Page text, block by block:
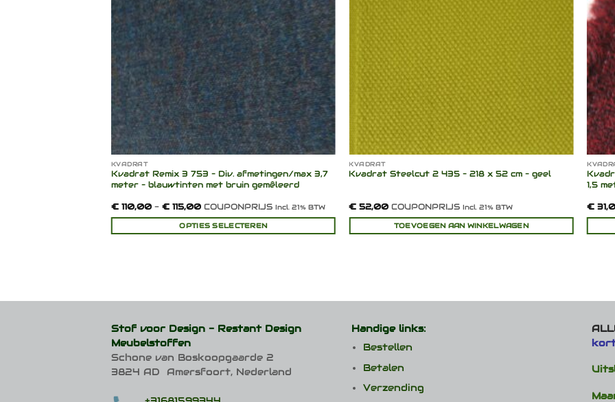
KVADRAT
Kvadrat Remix 3 753 – Div. afmetingen/max 3,7
meter – blauwtinten met bruin gemêleerd
€110,00 - €115,00Prijsklasse:
tot
€ 115,00
COUPONPRIJS Incl. 21% BTW
OPTIES SELECTEREN
kan
gekozen
worden
op
productpagina
KVADRAT
Kvadrat Steelcut 2 435 – 218 x 52 cm – geel
€ 52,00 COUPONPRIJSIncl. 21% BTW
TOEVOEGEN AAN WINKELWAGEN
1,5
€
kan
op
Stof voor Design - Restant Design
Meubelstoffen
Schone van Boskoopgaarde 2
3824 AD Amersfoort, Nederland
Handige links:
Bestellen
Betalen
Verzending